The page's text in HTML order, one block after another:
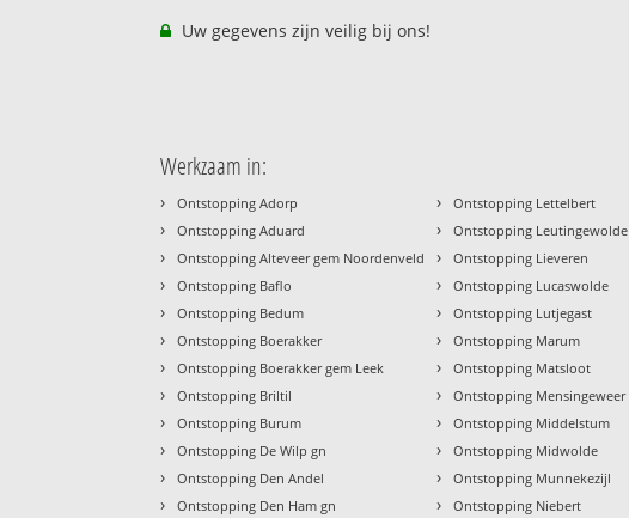
Uw gegevens zijn veilig bij ons!
Werkzaam in:
› Ontstopping Adorp
› Ontstopping Aduard
› Ontstopping Alteveer gem Noordenveld
› Ontstopping Baflo
› Ontstopping Bedum
› Ontstopping Boerakker
› Ontstopping Boerakker gem Leek
› Ontstopping Briltil
› Ontstopping Burum
› Ontstopping De Wilp gn
› Ontstopping Den Andel
› Ontstopping Den Ham gn
› Ontstopping Lettelbert
› Ontstopping Leutingewolde
› Ontstopping Lieveren
› Ontstopping Lucaswolde
› Ontstopping Lutjegast
› Ontstopping Marum
› Ontstopping Matsloot
› Ontstopping Mensingeweer
› Ontstopping Middelstum
› Ontstopping Midwolde
› Ontstopping Munnekezijl
› Ontstopping Niebert